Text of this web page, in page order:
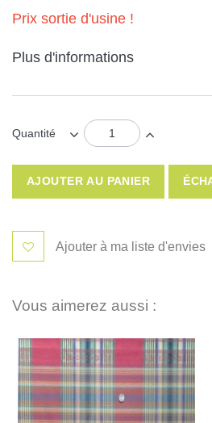
Prix sortie d'usine !
Plus d'informations
Quantité
AJOUTER AU PANIER
Ajouter à ma liste d'envies
Vous aimerez aussi :